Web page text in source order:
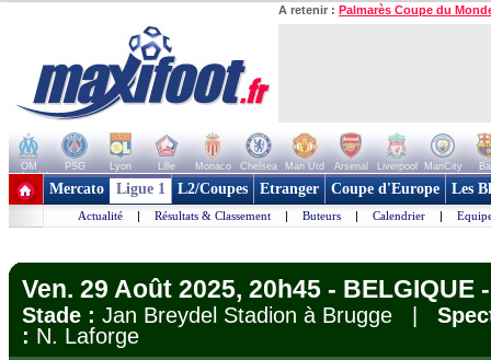
A retenir : Palmarès Coupe du
OM PSG Lyon Lille Monaco Chelsea Man Utd Arsenal Liverpool ManCity
+ de clubs
Mercato Ligue 1 L2/Coupes Etranger Coupe d'Europe Les
Actualité | Résultats & Classement | Buteurs | Calendrier |
Ven. 29 Août 2025, 20h45 - BELGIQUE
Stade : Jan Breydel Stadion à Brugge |
: N. Laforge